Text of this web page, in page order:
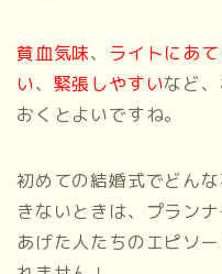
貧血気味、 ライトにあ
い、 緊張しやすいなど
おくとよいですね。
初めての結婚式でどん
きないときは、プラン
あげた人たちのエピソ